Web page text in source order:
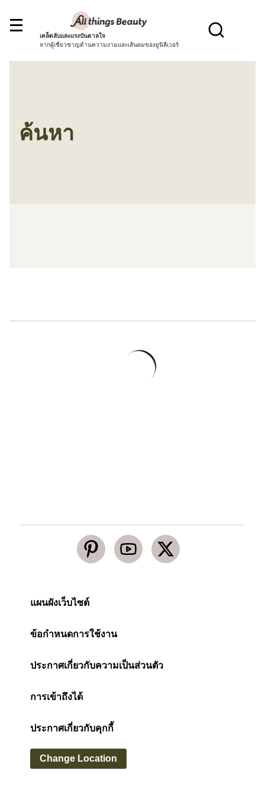
เคล็ดลับและแรงบันดาลใจ
จากผู้เชี่ยวชาญด้านความงามและเส้นผมของยูนิลีเวอร์
ค้นหา
แผนผังเว็บไซต์
ข้อกำหนดการใช้งาน
ประกาศเกี่ยวกับความเป็นส่วนตัว
การเข้าถึงได้
ประกาศเกี่ยวกับคุกกี้
Change Location